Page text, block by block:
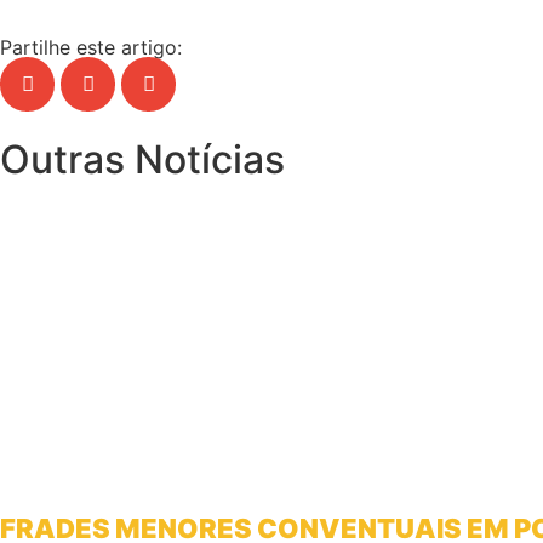
Partilhe este artigo:
Outras Notícias
FRADES MENORES CONVENTUAIS EM